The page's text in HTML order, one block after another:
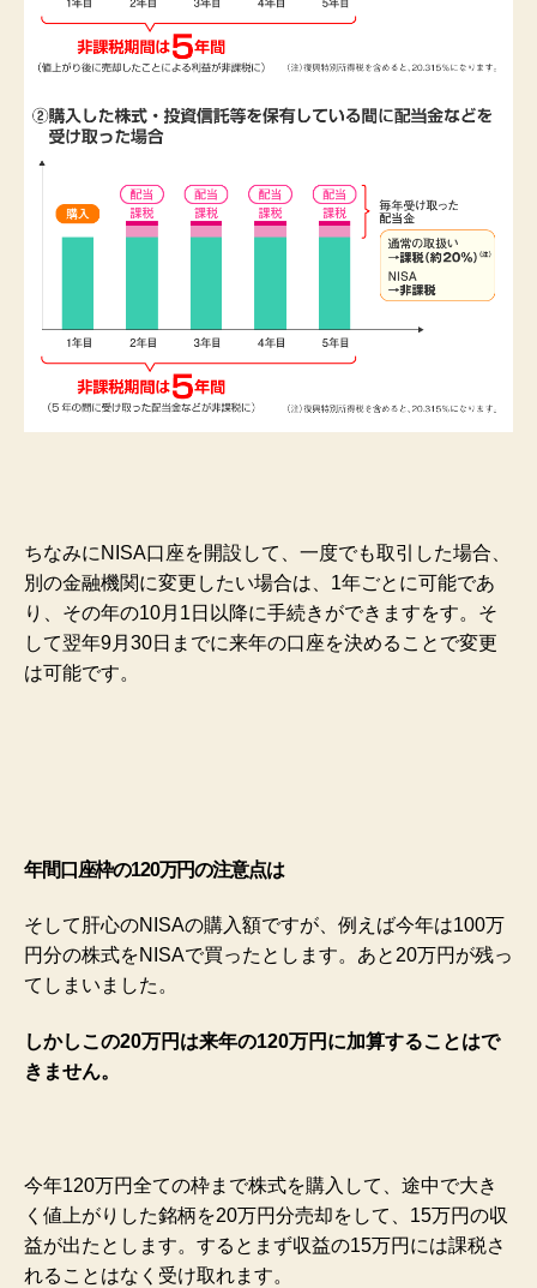
ちなみにNISA口座を開設して、一度でも取引した場合、
別の金融機関に変更したい場合は、1年ごとに可能であ
り、その年の10月1日以降に手続きができますをす。そ
して翌年9月30日までに来年の口座を決めることで変更
は可能です。
年間口座枠の120万円の注意点は
そして肝心のNISAの購入額ですが、例えば今年は100万
円分の株式をNISAで買ったとします。あと20万円が残っ
てしまいました。
しかしこの20万円は来年の120万円に加算することはで
きません。
今年120万円全ての枠まで株式を購入して、途中で大き
く値上がりした銘柄を20万円分売却をして、15万円の収
益が出たとします。するとまず収益の15万円には課税さ
れることはなく受け取れます。